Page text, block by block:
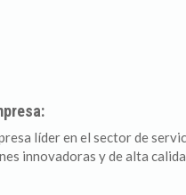
líder en el sector de
innovadoras y de alta